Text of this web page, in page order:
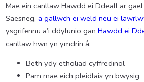
Mae ein canllaw Hawdd ei Ddeall ar
Saesneg, a gallwch ei weld neu ei
ysgrifennu a’i ddylunio gan Hawdd ei
canllaw hwn yn ymdrin â:
Beth ydy etholiad cyffredinol
Pam mae eich pleidlais yn bwysig